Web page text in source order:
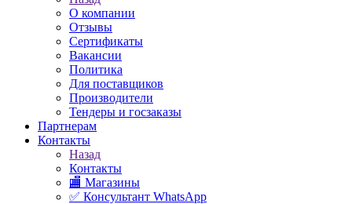
О компании
Отзывы
Сертификаты
Вакансии
Политика
Для поставщиков
Производители
Тендеры и госзаказы
Партнерам
Контакты
Назад
Контакты
🏬 Магазины
✅️ Консультант WhatsApp